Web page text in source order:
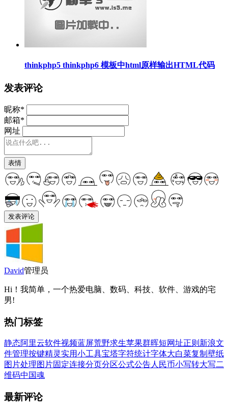
thinkphp5 thinkphp6 模板中html原样输出HTML代码
发表评论
昵称*
邮箱*
网址
表情
David管理员
Hi！我简单，一个热爱电脑、数码、科技、软件、游戏的宅
男!
热门标签
静态阿里云软件视频蓝屏荒野求生苹果群晖短网址正则 新浪文
件管理按键精灵 实用小工具宝塔字符统计字体大白菜复制 壁纸
图片处理图片固定连接分页分区公式公告人民币小写转大写二
维码中国魂
最新评论